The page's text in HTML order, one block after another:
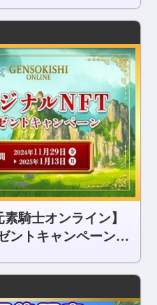
騎士オンライン】
ントキャンペーン開